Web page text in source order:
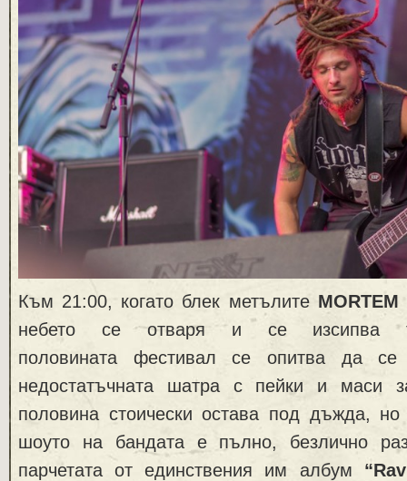
Към 21:00, когато блек метълитеMORTEM
небето се отваря и се изсипва
половината фестивал се опитва да
недостатъчната шатра с пейки и маси
половина стоически остава под дъжда,
шоуто на бандата е пълно, безлично
парчетата от единствения им албум